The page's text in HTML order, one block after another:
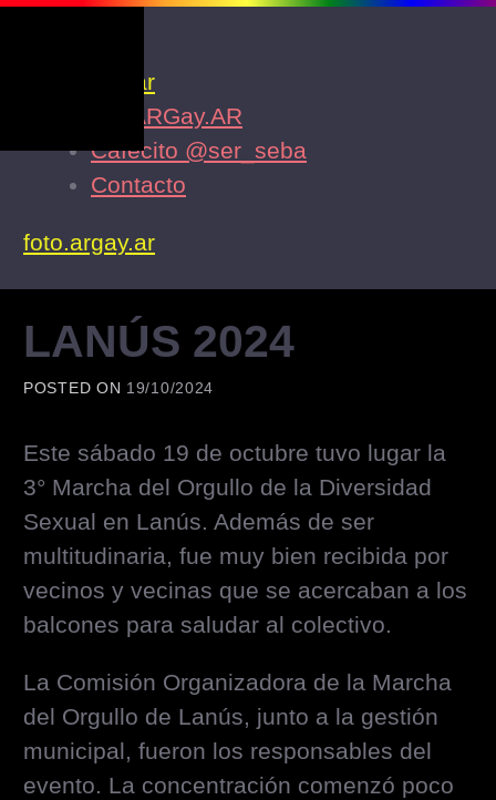
foto.argay.ar
Ir a ARGay.AR
Cafecito @ser_seba
Contacto
foto.argay.ar
LANÚS 2024
POSTED ON 19/10/2024
Este sábado 19 de octubre tuvo lugar la
3° Marcha del Orgullo de la Diversidad
Sexual en Lanús. Además de ser
multitudinaria, fue muy bien recibida por
vecinos y vecinas que se acercaban a los
balcones para saludar al colectivo.
La Comisión Organizadora de la Marcha
del Orgullo de Lanús, junto a la gestión
municipal, fueron los responsables del
evento. La concentración comenzó poco